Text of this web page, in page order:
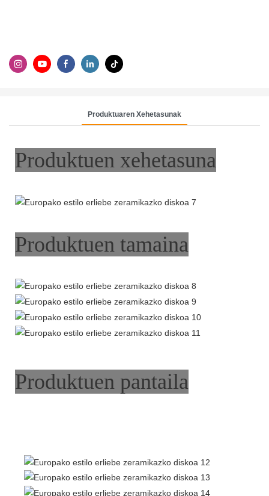
Produktuaren Xehetasunak
Produktuen xehetasuna
Produktuen tamaina
Produktuen pantaila